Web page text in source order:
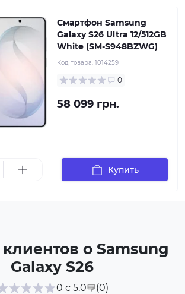
Смартфон Samsung
Galaxy S26 Ultra 12/512GB
White (SM-S948BZWG)
Код товара: 1014259
0
58 099 грн.
Купить
о Samsung
Galaxy S26
0 с 5.0 (0)